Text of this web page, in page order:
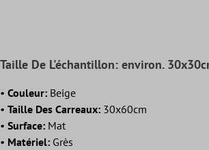
Taille De L'échantillon: environ.
• Couleur: Beige
• Taille Des Carreaux: 30x60cm
• Surface: Mat
• Matériel: Grès